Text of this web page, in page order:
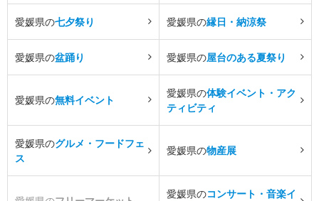
愛媛県の七夕祭り 愛媛県の縁日・納涼祭
愛媛県の盆踊り 愛媛県の屋台のある夏祭り
愛媛県の無料イベント
愛媛県の体験イベント・アク
ティビティ
愛媛県のグルメ・フードフェ
ス
愛媛県の物産展
愛媛県のコンサート・音楽イ